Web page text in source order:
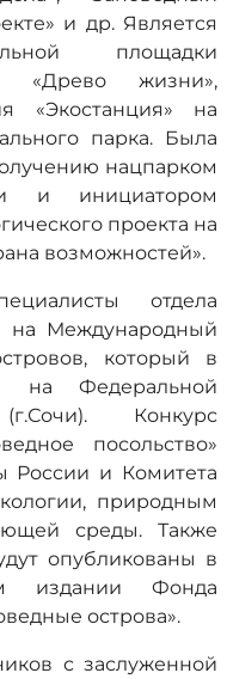
и др. Является
площадки
«Древо жизни»,
«Экостанция» на
парка. Была
нацпарком
и инициатором
проекта на
возможностей».
отдела
на Международный
который в
на Федеральной
Конкурс
посольство»
и Комитета
природным
среды. Также
опубликованы в
издании Фонда
острова».
с заслуженной